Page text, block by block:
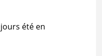
été en